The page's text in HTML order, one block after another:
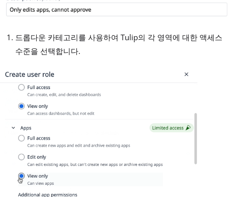
드롭다운 카테고리를 사용하여 Tulip의 각 영역에 대한 액세스
수준을 선택합니다.